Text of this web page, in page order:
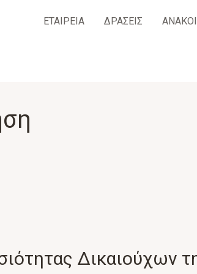
ΕΤΑΙΡΕΙΑ ΔΡΑΣΕΙΣ
Δικαιούχων